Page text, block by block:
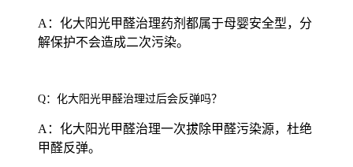
A：化大阳光甲醛治理药剂都属于母婴安全型，分
解保护不会造成二次污染。
Q：化大阳光甲醛治理过后会反弹吗？
A：化大阳光甲醛治理一次拔除甲醛污染源，杜绝
甲醛反弹。